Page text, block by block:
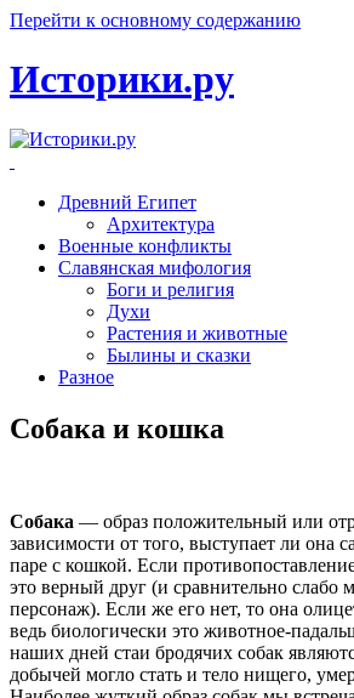
Перейти к основному содержанию
Историки.ру
Древний Египет
Архитектура
Военные конфликты
Славянская мифология
Боги и религия
Духи
Растения и животные
Былины и сказки
Разное
Собака и кошка
Собака — образ положительный или
зависимости от того, выступает ли она
паре с кошкой. Если
это верный друг (и сравнительно слабо
персонаж). Если же его нет, то она
ведь биологически это животное-
наших дней стаи бродячих собак
добычей могло стать и тело нищего,